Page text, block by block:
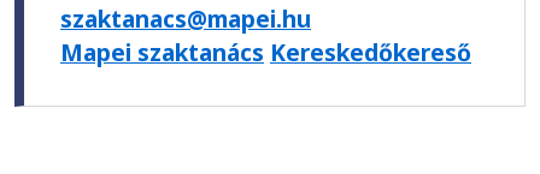
szaktanacs@mapei.hu
Mapei szaktanács Kereskedőkereső